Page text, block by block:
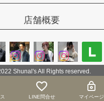
LINE問合せ マイページ
LINE問合せ マイページ
店舗概要
Shunal's All Rights reserved.